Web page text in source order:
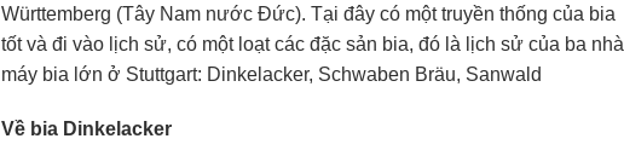
Württemberg (Tây Nam nước Đức). Tại đây có một truyền thống của bia
tốt và đi vào lịch sử, có một loạt các đặc sản bia, đó là lịch sử của ba nhà
máy bia lớn ở Stuttgart: Dinkelacker, Schwaben Bräu, Sanwald
Về bia Dinkelacker